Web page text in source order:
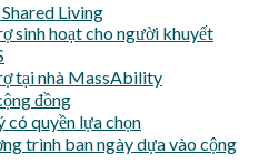
Living
sinh hoạt cho người khuyết
tại nhà MassAbility
đồng
có quyền lựa chọn
trình ban ngày dựa vào cộng